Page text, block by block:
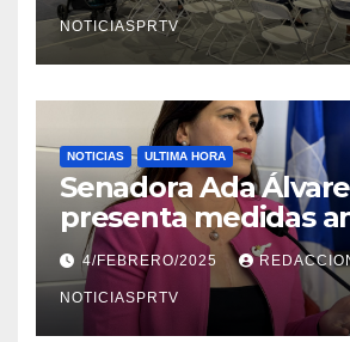
NOTICIASPRTV
NOTICIAS ULTIMA HORA
Senadora Ada
presenta medidas
violencia en el
4/FEBRERO/2025
NOTICIASPRTV